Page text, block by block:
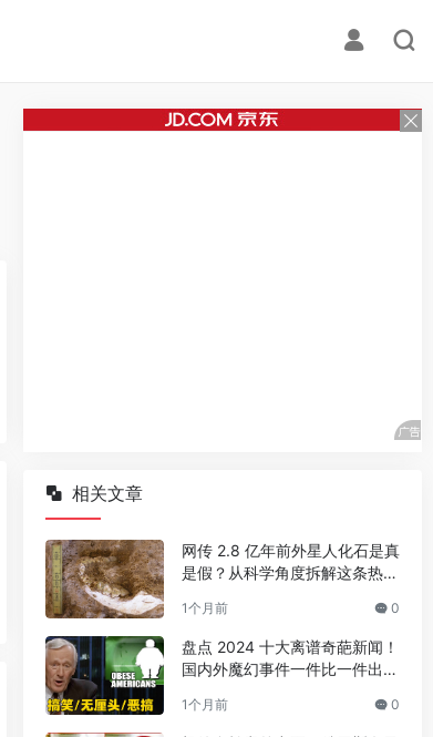
相关文章
网传 2.8 亿年前外星人化石是真
是假？从科学角度拆解这条热门
1个月前 0
盘点 2024 十大离谱奇葩新闻！
国内外魔幻事件一件比一件出人
1个月前 0